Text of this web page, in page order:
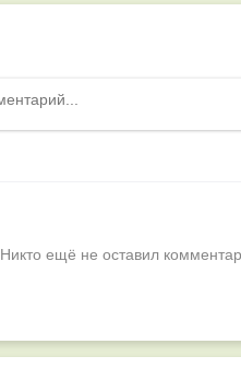
Никто ещё не оставил